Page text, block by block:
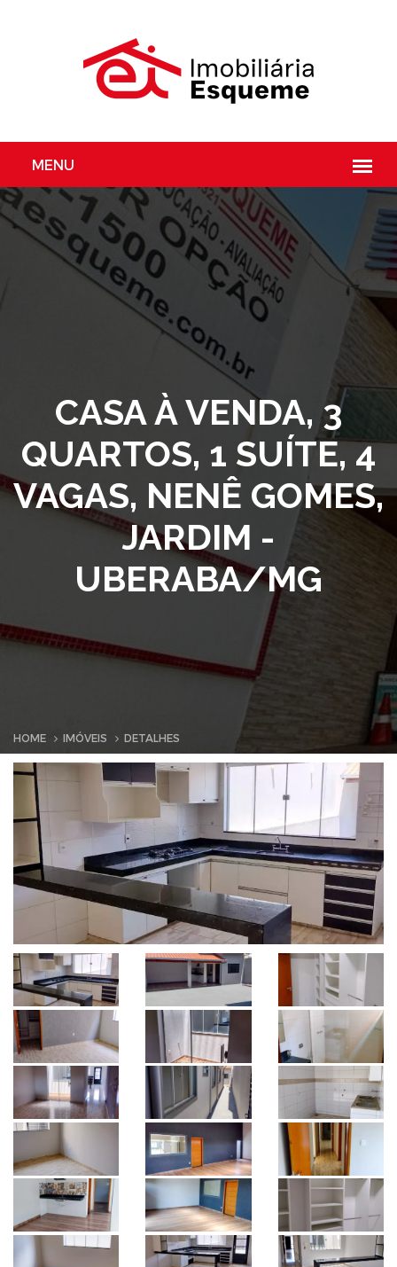
CASA À VENDA, 3
QUARTOS, 1 SUÍTE, 4
VAGAS, NENÊ GOMES,
JARDIM -
UBERABA/MG
HOME IMÓVEIS DETALHES